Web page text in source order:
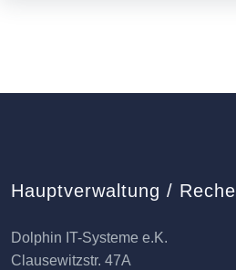
Hauptverwaltung /
Dolphin IT-Systeme e.K.
Clausewitzstr. 47A